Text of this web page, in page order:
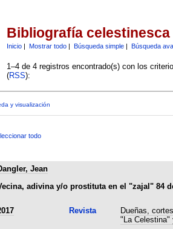
Bibliografía celestinesca
Inicio| Mostrar todo| Búsqueda simple| Búsqueda
1–4 de 4 registros encontrado(s) con los
(RSS):
y visualización
todo
Jean
adivina y/o prostituta en el "zajal" 84
Revista
Dueñas,
"La Celestina"